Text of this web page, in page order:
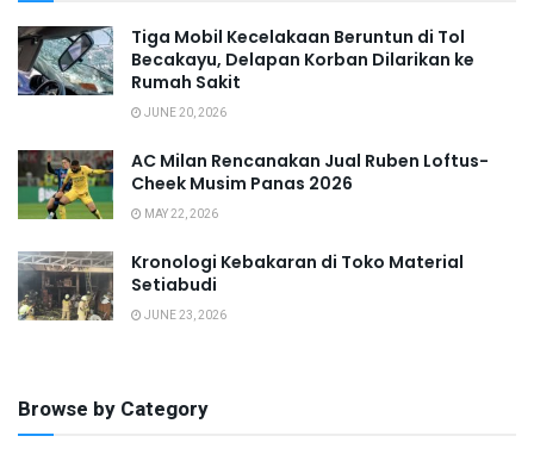
Tiga Mobil Kecelakaan Beruntun di Tol
Becakayu, Delapan Korban Dilarikan ke
Rumah Sakit
JUNE 20, 2026
AC Milan Rencanakan Jual Ruben Loftus-
Cheek Musim Panas 2026
MAY 22, 2026
Kronologi Kebakaran di Toko Material
Setiabudi
JUNE 23, 2026
Browse by Category